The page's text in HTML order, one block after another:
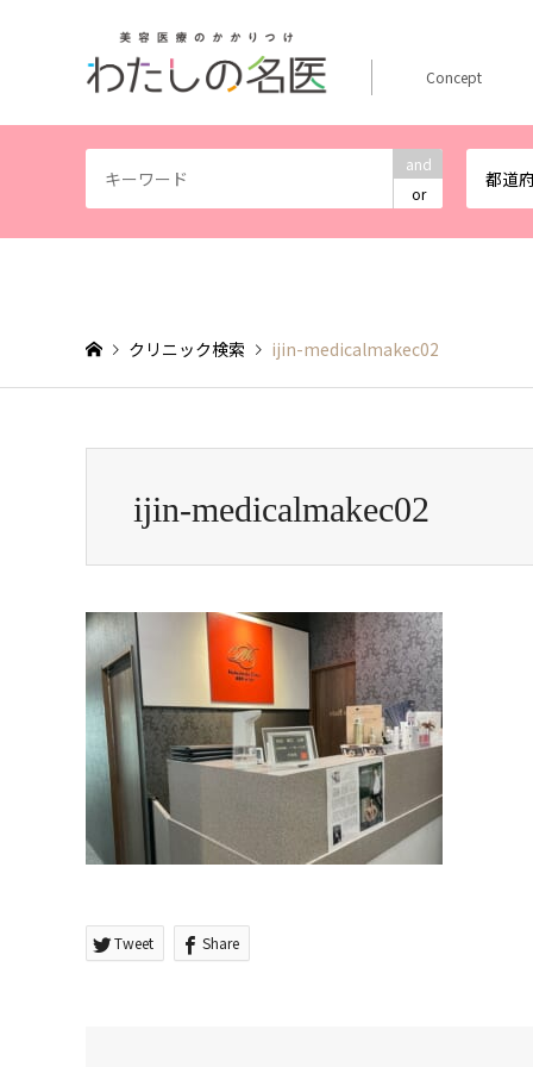
and
or
都道
Concept
クリニック検索 ijin-medicalmakec02
ijin-medicalmakec02
Tweet Share